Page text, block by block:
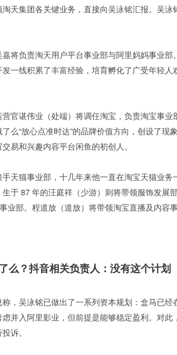
天集团各关键业务，直接向吴泳铭汇报。吴
嘉将负责淘天用户平台事业部与阿里妈妈事业
一线积累了丰富经验，培育孵化了广受年轻
官谌伟业（处端）将调任淘宝，负责淘宝事
么“放心点准时达”的品牌价值方向，创设了现
易和兴趣内容平台闲鱼的初创人。
天猫事业部，十几年来他一直在淘宝天猫业
于 87 年的汪庭祥（少游）则将带领服饰发展
业部。程道放（道放）将带领淘宝直播及内容
么？抖音相关负责人：没有这个计划
，吴泳铭已做出了一系列资本规划：盒马已
并入阿里影业，但前提是能够稳定盈利。对
诉。